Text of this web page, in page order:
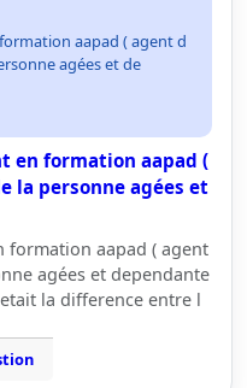
aapad ( agent d
agées et de
en formation aapad (
la personne agées et
formation aapad ( agent
agées et dependante
la difference entre l